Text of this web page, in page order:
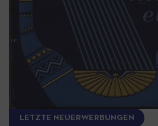
LETZTE NEUERWERBUNGEN